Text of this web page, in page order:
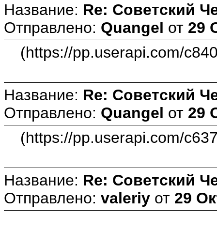
Название: Re: Советский
Отправлено: Quangel от 29
(https://pp.userapi.com/
Название: Re: Советский
Отправлено: Quangel от 29
(https://pp.userapi.com/
Название: Re: Советский
Отправлено: valeriy от 29